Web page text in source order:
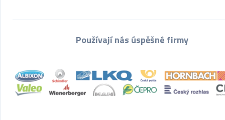
Používají nás úspěšné firmy